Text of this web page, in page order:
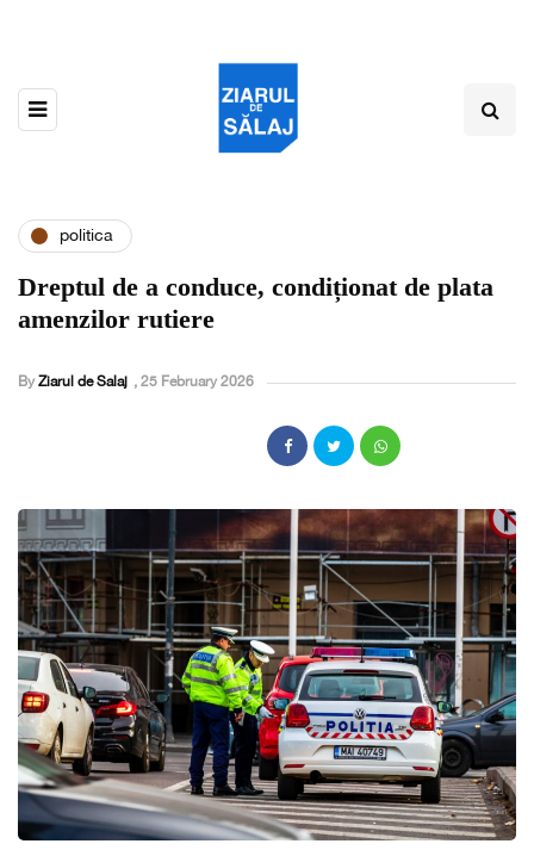
politica
Dreptul de a conduce, condiționat de plata
amenzilor rutiere
By Ziarul de Salaj , 25 February 2026